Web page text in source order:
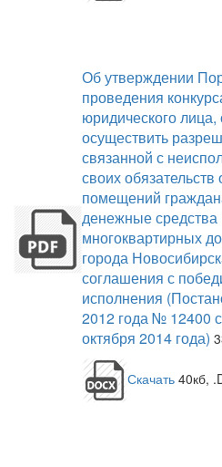
Об утверждении
проведения
юридического
осуществить
связанной с
своих
помещений
денежные средства
многоквартирных
города
соглашения с
исполнения
2012 года № 12400
октября 2014 года)
Скачать 40кб,